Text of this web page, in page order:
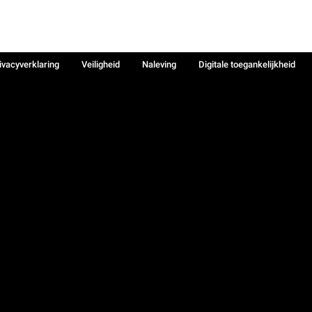
Veiligheid Naleving
Digitale toegankelijkheid